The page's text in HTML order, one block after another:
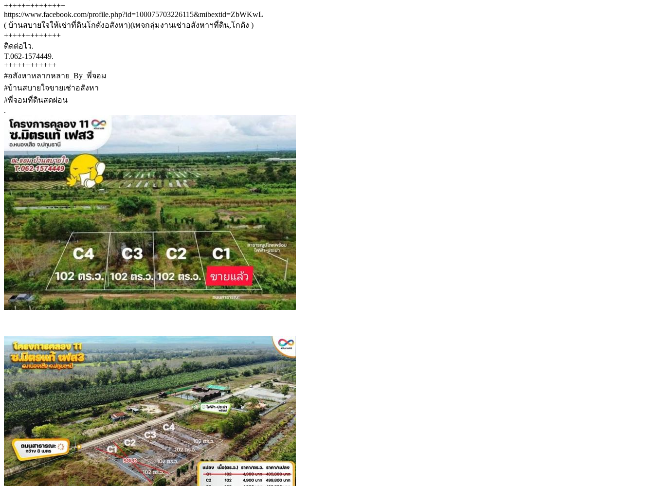
++++++++++++++
https://www.facebook.com/profile.php?id=100075703226115&mibextid=ZbWKwL
( บ้านสบายใจให้เช่าที่ดินโกดังอสังหา)(เพจกลุ่มงานเช่าอสังหาฯที่ดิน,โกดัง )
+++++++++++++
ติดต่อไว.
T.062-1574449.
++++++++++++
#อสังหาหลากหลาย_By_พี่จอม
#บ้านสบายใจขายเช่าอสังหา
#พี่จอมที่ดินสดผ่อน
.